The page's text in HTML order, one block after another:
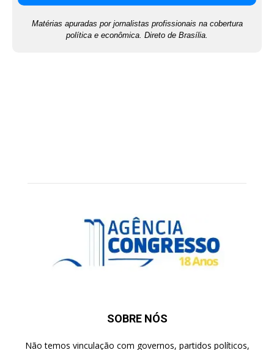
Matérias apuradas por jornalistas profissionais na cobertura
política e econômica. Direto de Brasília.
SOBRE NÓS
Não temos vinculação com governos, partidos políticos,